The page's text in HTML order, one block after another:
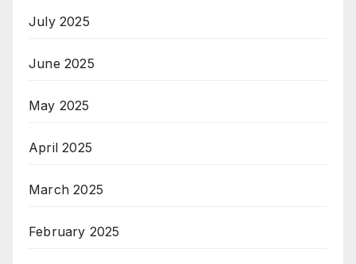
July 2025
June 2025
May 2025
April 2025
March 2025
February 2025